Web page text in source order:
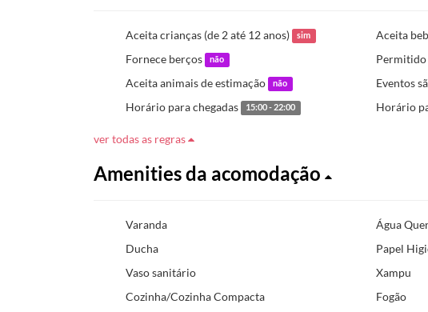
Aceita crianças (de 2 até 12 anos) sim Aceita
Fornece berços não
Aceita animais de estimação não Eventos
Horário para chegadas 15:00 - 22:00 Horário
ver todas as regras
Amenities da acomodação
Varanda
Água
Ducha
Papel
Vaso sanitário
Xampu
Cozinha/Cozinha Compacta
Fogão